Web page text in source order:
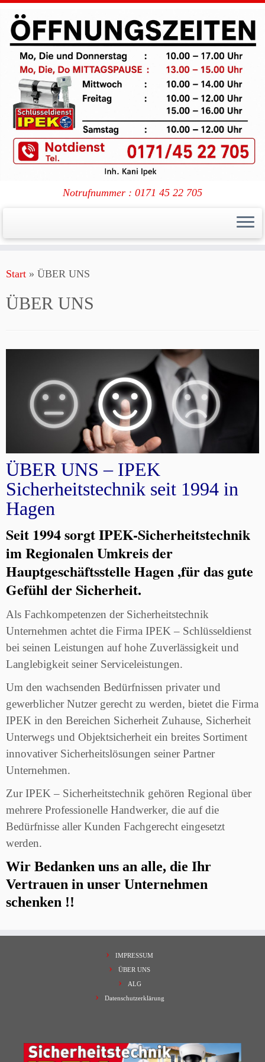
Inhalt
Notrufnummer : 0171 45 22 705
Start » ÜBER UNS
ÜBER UNS
ÜBER UNS – IPEK
Sicherheitstechnik seit 1994 in
Hagen
Seit 1994 sorgt IPEK-Sicherheitstechnik
im Regionalen Umkreis der
Hauptgeschäftsstelle Hagen ,für das gute
Gefühl der Sicherheit.
Als Fachkompetenzen der Sicherheitstechnik
Unternehmen achtet die Firma IPEK – Schlüsseldienst
bei seinen Leistungen auf hohe Zuverlässigkeit und
Langlebigkeit seiner Serviceleistungen.
Um den wachsenden Bedürfnissen privater und
gewerblicher Nutzer gerecht zu werden, bietet die Firma
IPEK in den Bereichen Sicherheit Zuhause, Sicherheit
Unterwegs und Objektsicherheit ein breites Sortiment
innovativer Sicherheitslösungen seiner Partner
Unternehmen.
Zur IPEK – Sicherheitstechnik gehören Regional über
mehrere Professionelle Handwerker, die auf die
Bedürfnisse aller Kunden Fachgerecht eingesetzt
werden.
Wir Bedanken uns an alle, die Ihr
Vertrauen in unser Unternehmen
schenken !!
IMPRESSUM
ÜBER UNS
ALG
Datenschutzerklärung